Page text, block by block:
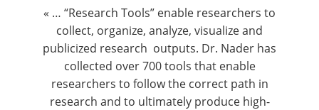
« … “Research Tools” enable researchers to
collect, organize, analyze, visualize and
publicized research outputs. Dr. Nader has
collected over 700 tools that enable
researchers to follow the correct path in
research and to ultimately produce high-